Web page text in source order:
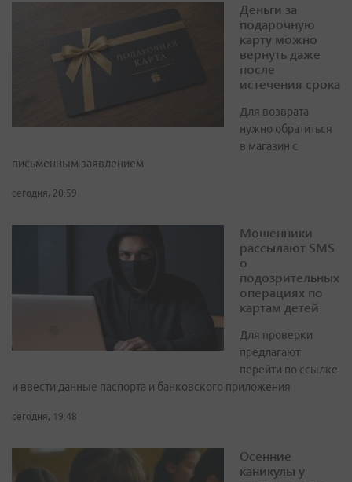
Деньги за
подарочную
карту можно
вернуть даже
после
истечения срока
Для возврата
нужно обратиться
в магазин с
письменным заявлением
сегодня, 20:59
Мошенники
рассылают SMS
о
подозрительных
операциях по
картам детей
Для проверки
предлагают
перейти по ссылке
и ввести данные паспорта и банковского приложения
сегодня, 19:48
Осенние
каникулы у